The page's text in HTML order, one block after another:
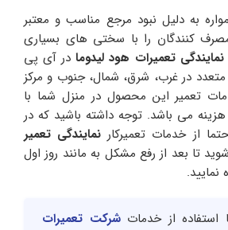
به دلیل نبود مرجع مناسب و معتبر
کنندگان را با سختی های بسیاری
نمایندگی تعمیرات هود لیدومادر آی پی
در غرب، شرق، شمال، جنوب و مرکز
تعمیر این محصول در منزل شما با
می باشد. توجه داشته باشید که در
از خدمات تعمیرکار نمایندگی تعمیر
تا بعد از رفع مشکل به مانند روز اول
نمایید.
استفاده از خدماتشرکت تعمیرات